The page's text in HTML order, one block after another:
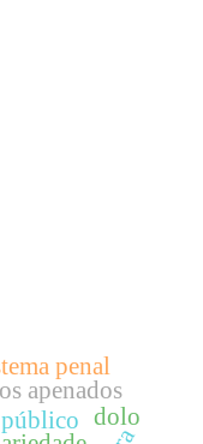
apenados
penal
dolo